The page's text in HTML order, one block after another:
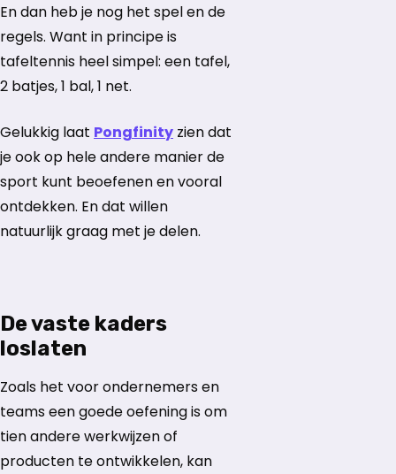
En dan heb je nog het spel en de
regels. Want in principe is
tafeltennis heel simpel: een tafel,
2 batjes, 1 bal, 1 net.
Gelukkig laat Pongfinity zien dat
je ook op hele andere manier de
sport kunt beoefenen en vooral
ontdekken. En dat willen
natuurlijk graag met je delen.
De vaste kaders
loslaten
Zoals het voor ondernemers en
teams een goede oefening is om
tien andere werkwijzen of
producten te ontwikkelen, kan